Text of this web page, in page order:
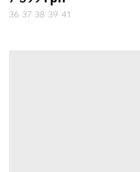
36 37 38 39 41